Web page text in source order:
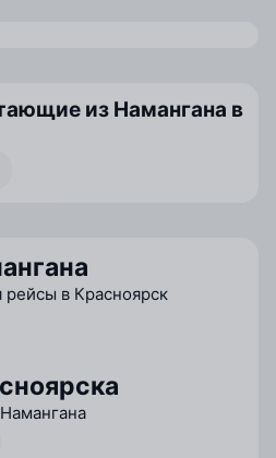
из Намангана в
в Красноярск